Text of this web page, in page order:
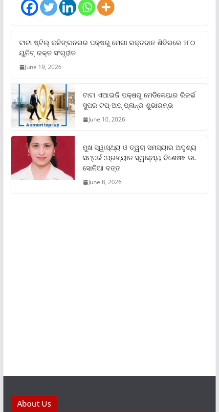
ଟାଟା ଷ୍ଟିଲ୍‌ କଳିଙ୍ଗନଗର ପକ୍ଷରୁ ମେଗା ରକ୍ତଦାନ ଶିବିରରେ ୨୮୦
ୟୁନିଟ୍‌ ରକ୍ତ ସଂଗୃହୀତ
June 19, 2026
ଟାଟା ଏଆଇଜି ପକ୍ଷରୁ ମେଡିକେୟାର ରିଜର୍ଭ
ସୁପର ଟପ୍‌-ଅପ୍ ପ୍ଲାନ୍‌ର ଶୁଭାରମ୍ଭ
June 10, 2026
ମୁଖ ସ୍ୱାସ୍ଥ୍ୟ ଓ ତ୍ୱଚା ସମସ୍ୟାର ଅଦୃଶ୍ୟ
ସମ୍ପର୍କ :ପ୍ରଖ୍ୟାତ ସ୍ୱାସ୍ଥ୍ୟ ବିଶେଷଜ୍ଞ ଡା.
ସୋନିଆ ଦତ୍ତ
June 8, 2026
About Us